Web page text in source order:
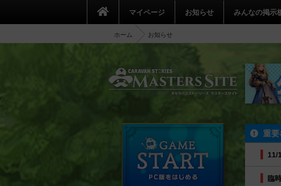
マイページ お知らせ みんなの掲示
ホーム お知らせ
重要
11/
臨